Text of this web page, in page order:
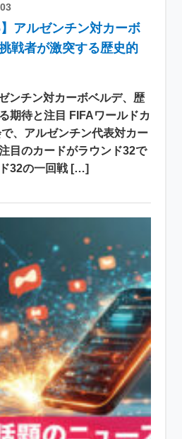
】アルゼンチン対カーボ
戦者が激突する歴史的
ンチン対カーボベルデ、歴
期待と注目 FIFAワールドカ
、アルゼンチン代表対カー
目のカードがラウンド32で
32の一回戦 […]